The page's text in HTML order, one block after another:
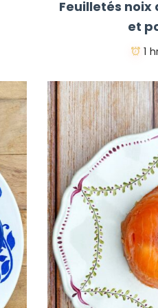
Feuilletés
et
1